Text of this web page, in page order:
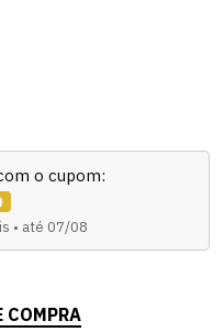
o cupom:
• até 07/08
COMPRA